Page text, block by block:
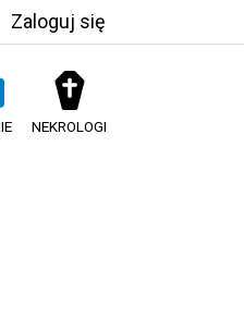
Zaloguj się
NEKROLOGI